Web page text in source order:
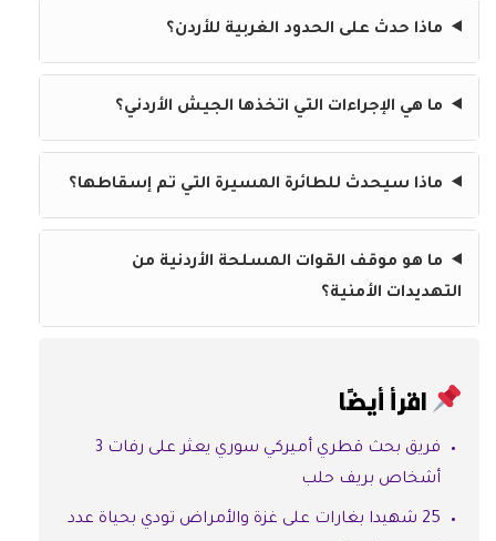
ماذا حدث على الحدود الغربية للأردن؟
ما هي الإجراءات التي اتخذها الجيش الأردني؟
ماذا سيحدث للطائرة المسيرة التي تم إسقاطها؟
ما هو موقف القوات المسلحة الأردنية من
التهديدات الأمنية؟
اقرأ أيضًا
فريق بحث قطري أميركي سوري يعثر على رفات 3
أشخاص بريف حلب
25 شهيدا بغارات على غزة والأمراض تودي بحياة عدد